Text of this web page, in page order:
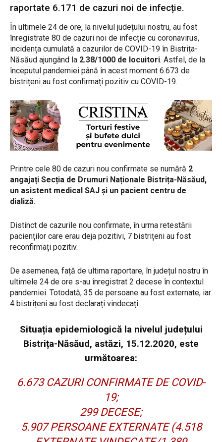
raportate 6.171 de cazuri noi de infecție.
În ultimele 24 de ore, la nivelul județului nostru, au fost
înregistrate 80 de cazuri noi de infecție cu coronavirus,
incidența cumulată a cazurilor de COVID-19 în Bistrița-
Năsăud ajungând la 2.38/1000 de locuitori. Astfel, de la
începutul pandemiei până în acest moment 6.673 de
bistrițeni au fost confirmați pozitiv cu COVID-19.
Printre cele 80 de cazuri nou confirmate se numără 2
angajați Secția de Drumuri Naționale Bistrița-Năsăud,
un asistent medical SAJ și un pacient centru de
dializă.
Distinct de cazurile nou confirmate, în urma retestării
pacienților care erau deja pozitivi, 7 bistrițeni au fost
reconfirmați pozitiv.
De asemenea, față de ultima raportare, în județul nostru în
ultimele 24 de ore s-au înregistrat 2 decese în contextul
pandemiei. Totodată, 35 de persoane au fost externate, iar
4 bistrițeni au fost declarați vindecați.
Situația epidemiologică la nivelul județului
Bistrița-Năsăud, astăzi, 15.12.2020, este
următoarea:
6.673 CAZURI CONFIRMATE DE COVID-
19;
299 DECESE;
5.907 PERSOANE EXTERNATE (4.518